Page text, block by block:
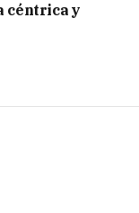
céntrica y